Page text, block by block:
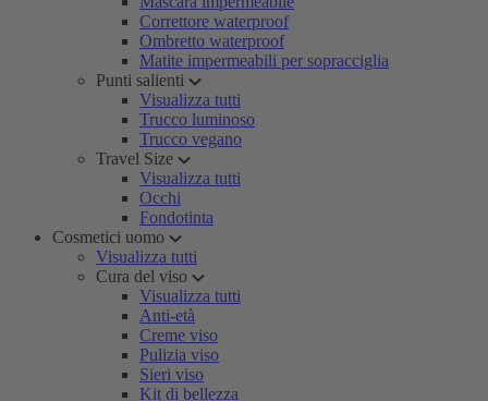
Correttore waterproof
Ombretto waterproof
Matite impermeabili per sopracciglia
Punti salienti
Visualizza tutti
Trucco luminoso
Trucco vegano
Travel Size
Visualizza tutti
Occhi
Fondotinta
Cosmetici uomo
Visualizza tutti
Cura del viso
Visualizza tutti
Anti-età
Creme viso
Pulizia viso
Sieri viso
Kit di bellezza